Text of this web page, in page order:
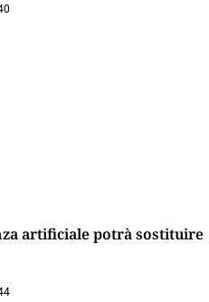
artificiale potrà sostituire